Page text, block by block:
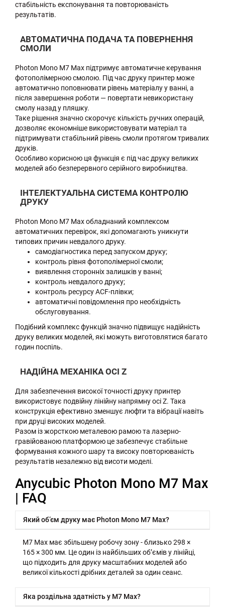
стабільність експонування та повторюваність
результатів.
АВТОМАТИЧНА ПОДАЧА ТА ПОВЕРНЕННЯ
СМОЛИ
Photon Mono M7 Max підтримує автоматичне керування
фотополімерною смолою. Під час друку принтер може
автоматично поповнювати рівень матеріалу у ванні, а
після завершення роботи — повертати невикористану
смолу назад у пляшку.
Таке рішення значно скорочує кількість ручних операцій,
дозволяє економніше використовувати матеріал та
підтримувати стабільний рівень смоли протягом тривалих
друків.
Особливо корисною ця функція є під час друку великих
моделей або безперервного серійного виробництва.
ІНТЕЛЕКТУАЛЬНА СИСТЕМА КОНТРОЛЮ
ДРУКУ
Photon Mono M7 Max обладнаний комплексом
автоматичних перевірок, які допомагають уникнути
типових причин невдалого друку.
самодіагностика перед запуском друку;
контроль рівня фотополімерної смоли;
виявлення сторонніх залишків у ванні;
контроль невдалого друку;
контроль ресурсу ACF-плівки;
автоматичні повідомлення про необхідність
обслуговування.
Подібний комплекс функцій значно підвищує надійність
друку великих моделей, які можуть виготовлятися багато
годин поспіль.
НАДІЙНА МЕХАНІКА ОСІ Z
Для забезпечення високої точності друку принтер
використовує подвійну лінійну напрямну осі Z. Така
конструкція ефективно зменшує люфти та вібрації навіть
при друці високих моделей.
Разом із жорсткою металевою рамою та лазерно-
гравійованою платформою це забезпечує стабільне
формування кожного шару та високу повторюваність
результатів незалежно від висоти моделі.
Anycubic Photon Mono M7 Max
| FAQ
Який об’єм друку має Photon Mono M7 Max?
M7 Max має збільшену робочу зону - близько 298 ×
165 × 300 мм. Це один із найбільших об’ємів у лінійці,
що підходить для друку масштабних моделей або
великої кількості дрібних деталей за один сеанс.
Яка роздільна здатність у M7 Max?